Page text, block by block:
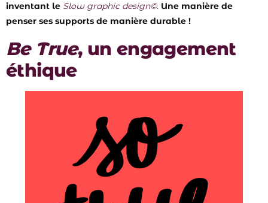
inventant le Slow graphic design©. Une manière de
penser ses supports de manière durable !
Be True, un engagement
éthique